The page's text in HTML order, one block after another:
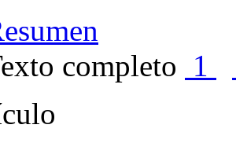
completo 1